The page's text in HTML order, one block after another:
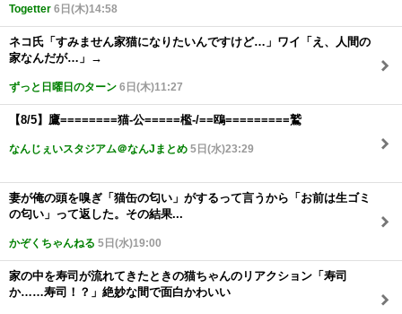
Togetter 6日(木)14:58
ネコ氏「すみません家猫になりたいんですけど…」ワイ「え、人間の
家なんだが…」→
ずっと日曜日のターン 6日(木)11:27
【8/5】鷹========猫-公=====檻-/==鴎=========鷲
なんじぇいスタジアム＠なんJまとめ 5日(水)23:29
妻が俺の頭を嗅ぎ「猫缶の匂い」がするって言うから「お前は生ゴミ
の匂い」って返した。その結果...
かぞくちゃんねる 5日(水)19:00
家の中を寿司が流れてきたときの猫ちゃんのリアクション「寿司
か……寿司！？」絶妙な間で面白かわいい